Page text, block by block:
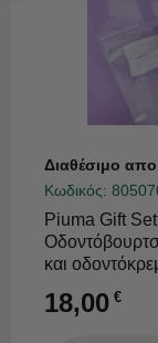
Διαθέσιμο
Κωδικός:
Piuma Gift
και
18,00 €